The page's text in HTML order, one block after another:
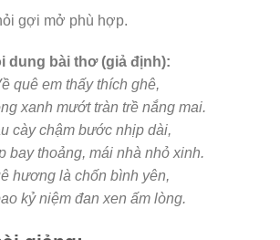
gợi mở phù hợp.
dung bài thơ (giả định):
quê em thấy thích ghê,
xanh mướt tràn trề nắng mai.
cày chậm bước nhịp dài,
bay thoảng, mái nhà nhỏ xinh.
hương là chốn bình yên,
kỷ niệm đan xen ấm lòng.